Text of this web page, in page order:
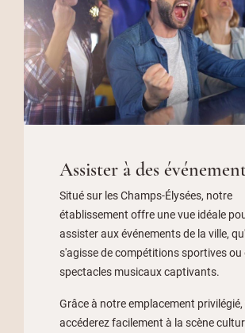
Assister à des
Situé sur les Champs-Élysées, notre
établissement offre une vue idéale
assister aux événements de la ville,
s'agisse de compétitions sportives ou
spectacles musicaux captivants.
Grâce à notre emplacement
accéderez facilement à la scène